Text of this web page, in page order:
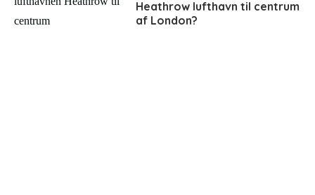
Heathrow lufthavn til centrum
af London?